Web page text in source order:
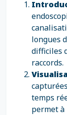
longues
difficiles
raccords.
temps
permet à